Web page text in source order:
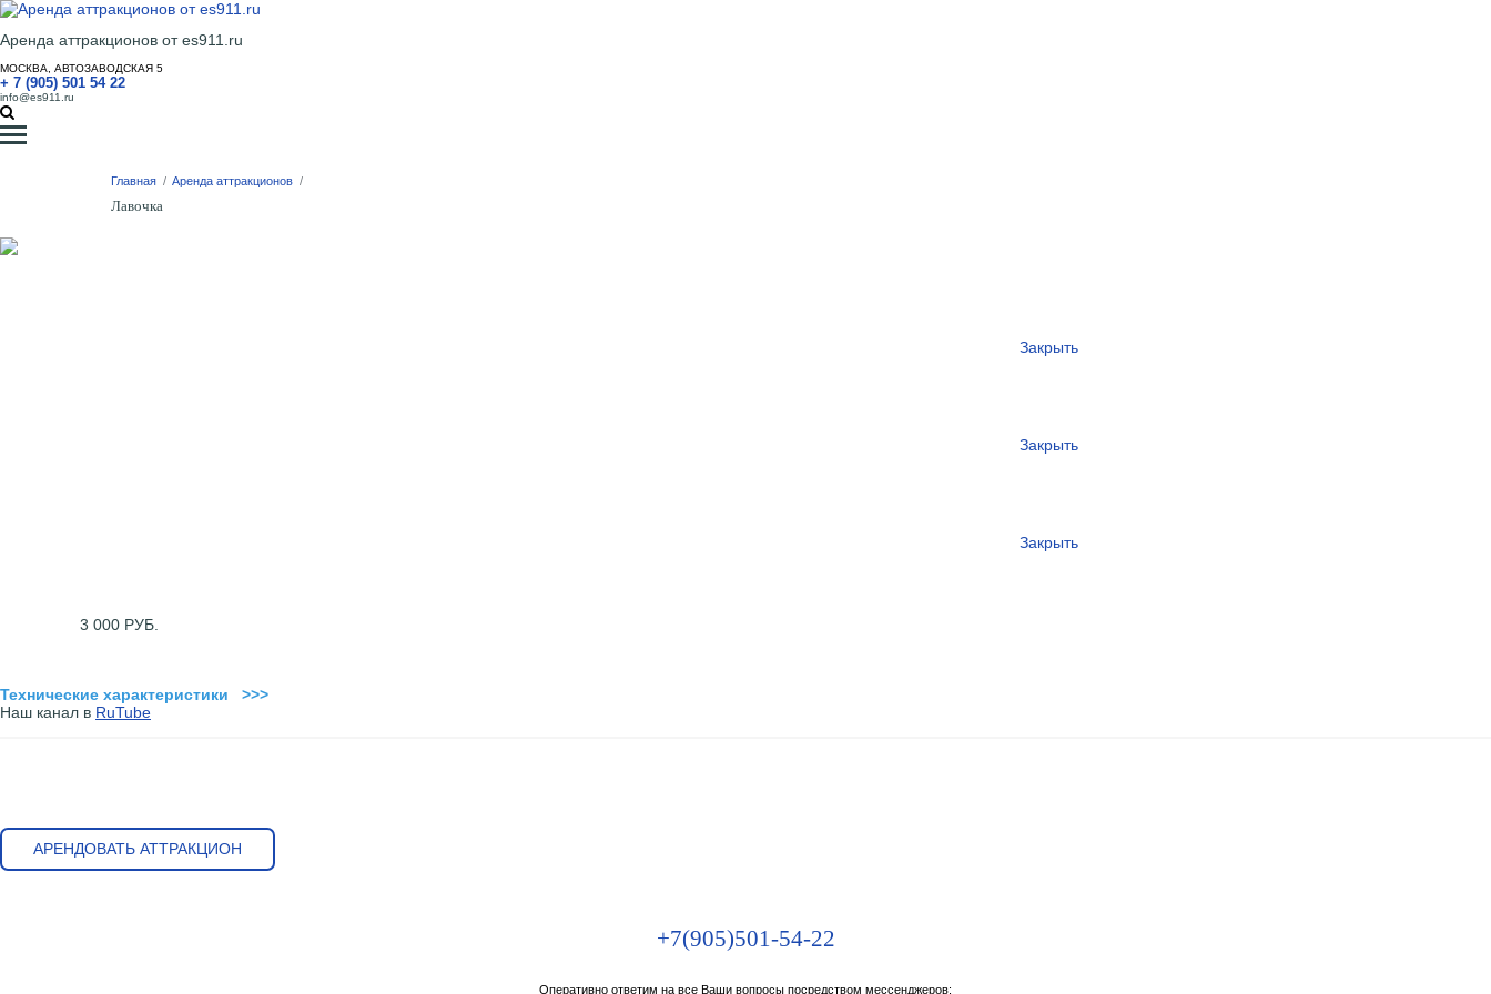
Аренда аттракционов от es911.ru
МОСКВА, АВТОЗАВОДСКАЯ 5
+ 7 (905) 501 54 22
info@es911.ru
Главная / Аренда аттракционов /
Лавочка
Закрыть
Закрыть
Закрыть
3 000 РУБ.
Технические характеристики >>>
Наш канал в RuTube
АРЕНДОВАТЬ АТТРАКЦИОН
+7(905)501-54-22
Оперативно ответим на все Ваши вопросы посредством мессенджеров: